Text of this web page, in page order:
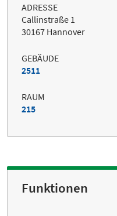
ADRESSE
Callinstraße 1
30167 Hannover
GEBÄUDE
2511
RAUM
215
Funktionen